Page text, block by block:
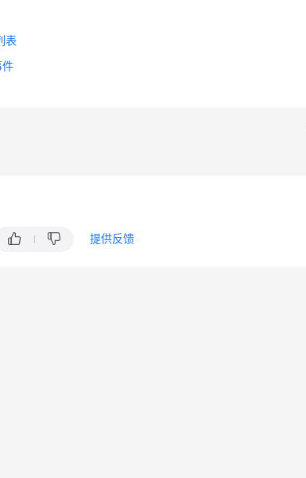
表
件
提供反馈